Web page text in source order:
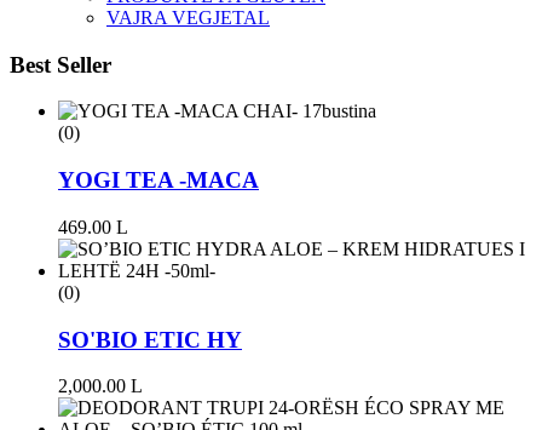
VAJRA VEGJETAL
Best Seller
(0)
YOGI TEA -MACA
469.00 L
(0)
SO'BIO ETIC HY
2,000.00 L